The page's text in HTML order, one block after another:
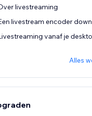
livestreaming
livestream encoder
vanaf je
Alles